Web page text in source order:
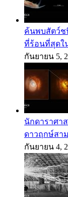
ค้นพบสัตว์ช
ที่ร้อนที่สุดใ
กันยายน 5,
นักดาราศา
ดาวฤกษ์สา
กันยายน 4,